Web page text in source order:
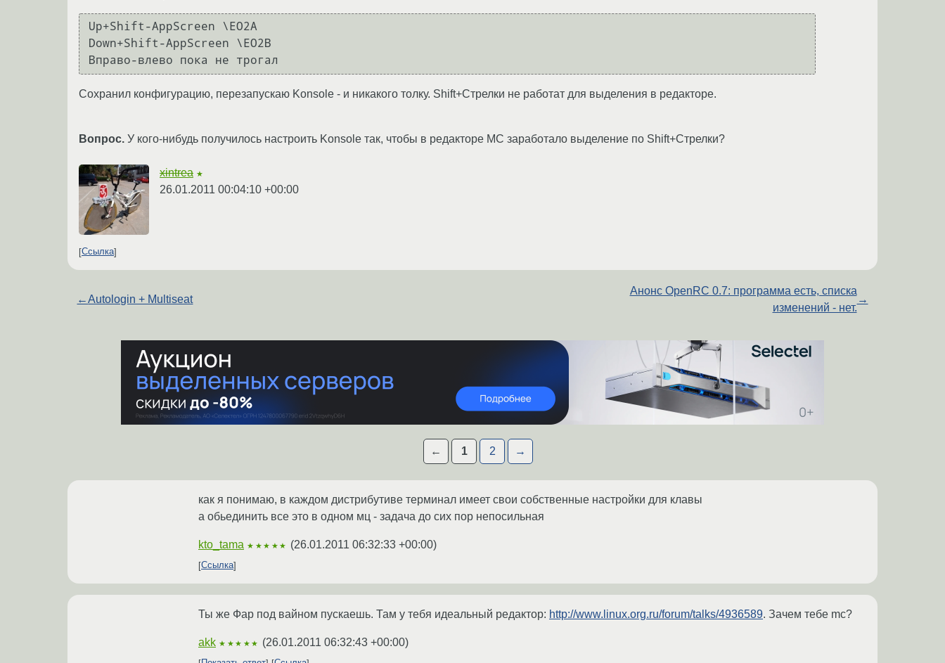
Up+Shift-AppScreen \EO2A
Down+Shift-AppScreen \EO2B
Вправо-влево пока не трогал
Сохранил конфигурацию, перезапускаю Konsole - и никакого толку. Shift+Стрелки не работат для выделения в редакторе.
Вопрос. У кого-нибудь получилось настроить Konsole так, чтобы в редакторе MC заработало выделение по Shift+Стрелки?
xintrea ★
26.01.2011 00:04:10 +00:00
Ссылка
←Autologin + Multiseat
Анонс OpenRC 0.7: программа есть, списка
изменений - нет.
→
← 1 2 →
как я понимаю, в каждом дистрибутиве терминал имеет свои собственные настройки для клавы
а обьединить все это в одном мц - задача до сих пор непосильная
kto_tama ★★★★★ (26.01.2011 06:32:33 +00:00)
Ссылка
Ты же Фар под вайном пускаешь. Там у тебя идеальный редактор: http://www.linux.org.ru/forum/talks/4936589. Зачем тебе mc?
akk ★★★★★ (26.01.2011 06:32:43 +00:00)